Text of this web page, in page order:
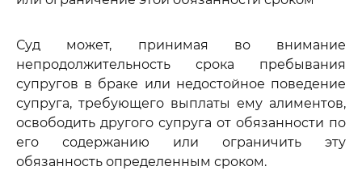
Суд может, принимая во внимание
непродолжительность срока пребывания
супругов в браке или недостойное поведение
супруга, требующего выплаты ему алиментов,
освободить другого супруга от обязанности по
его содержанию или ограничить эту
обязанность определенным сроком.